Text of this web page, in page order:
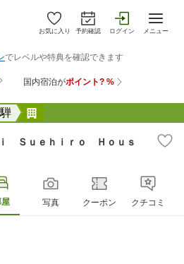
お気に入り 予約確認 ログイン メニュー
ｉ Ｓｕｅｈｉｒｏ Ｈｏｕｓ
屋 写真 クーポン クチコミ